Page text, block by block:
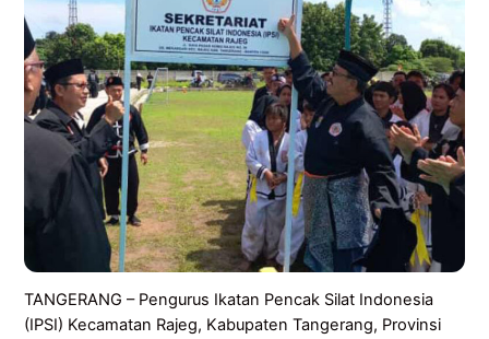
TANGERANG – Pengurus Ikatan Pencak Silat Indonesia
(IPSI) Kecamatan Rajeg, Kabupaten Tangerang, Provinsi